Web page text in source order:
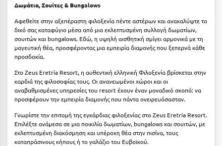
Δωμάτια, Σουίτες & Bungalows
Αφεθείτε στην αξεπέραστη φιλοξενία πέντε αστέρων και ανακαλύψτε το
δικό σας καταφύγιο μέσα από μια εκλεπτυσμένη συλλογή δωματίων,
σουιτών και bungalows. Εδώ, η υψηλή αισθητική σμίγει αρμονικά με τη
μαγευτική θέα, προσφέροντας μια εμπειρία διαμονής που ξεπερνά κάθε
προσδοκία.
Στο Zeus Eretria Resort, η αυθεντική ελληνική Φιλοξενία βρίσκεται στην
καρδιά της φιλοσοφίας τους. Οι ανανεωμένοι χώροι και οι
αναβαθμισμένες υπηρεσίες του resort έχουν έναν μοναδικό σκοπό: να
προσφέρουν την εμπειρία διαμονής που πάντα ονειρευόσασταν.
Γνωρίστε την επιτομή της εγκάρδιας φιλοξενίας στο Zeus Eretria Resort.
Επιλέξτε ανάμεσα σε μια ποικιλία δωματίων, bungalows και σουιτών, με
εκλεπτυσμένη διακόσμηση και υπέροχη θέα στην πισίνα, τους
καταπράσινους κήπους ή το γαλάζιο του Ευβοϊκού.